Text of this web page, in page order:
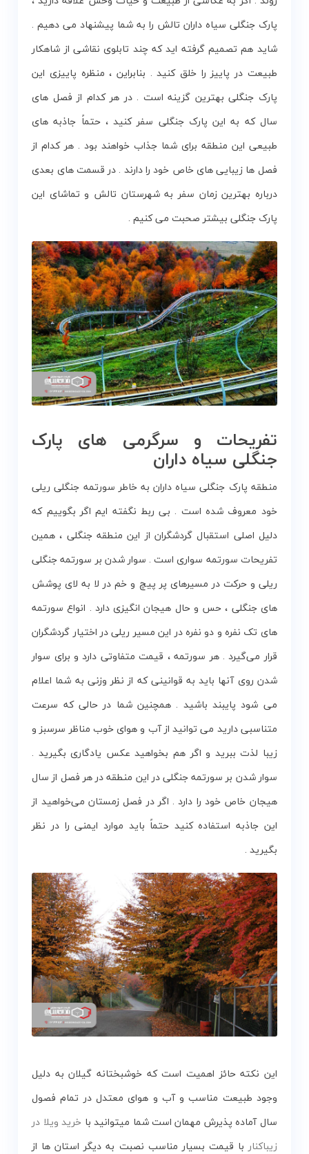
پارک جنگلی سیاه داران تالش را به شما پیشنهاد می دهیم .
شاید هم تصمیم گرفته اید که چند تابلوی نقاشی از شاهکار
طبیعت در پاییز را خلق کنید . بنابراین ، منظره پاییزی این
پارک جنگلی بهترین گزینه است . در هر کدام از فصل های
سال که به این پارک جنگلی سفر کنید ، حتماً جاذبه های
طبیعی این منطقه برای شما جذاب خواهند بود . هر کدام از
فصل ها زیبایی های خاص خود را دارند . در قسمت های بعدی
درباره بهترین زمان سفر به شهرستان تالش و تماشای این
پارک جنگلی بیشتر صحبت می کنیم .
تفریحات و سرگرمی های پارک
جنگلی سیاه داران
منطقه پارک جنگلی سیاه داران به خاطر سورتمه جنگلی ریلی
خود معروف شده است . بی ربط نگفته ایم اگر بگوییم که
دلیل اصلی استقبال گردشگران از این منطقه جنگلی ، همین
تفریحات سورتمه سواری است . سوار شدن بر سورتمه جنگلی
ریلی و حرکت در مسیرهای پر پیچ و خم در لا به لای پوشش
های جنگلی ، حس و حال هیجان انگیزی دارد . انواع سورتمه
های تک نفره و دو نفره در این مسیر ریلی در اختیار گردشگران
قرار می‌گیرد . هر سورتمه ، قیمت متفاوتی دارد و برای سوار
شدن روی آنها باید به قوانینی که از نظر وزنی به شما اعلام
می شود پایبند باشید . همچنین شما در حالی که سرعت
متناسبی دارید می توانید از آب و هوای خوب مناظر سرسبز و
زیبا لذت ببرید و اگر هم بخواهید عکس یادگاری بگیرید .
سوار شدن بر سورتمه جنگلی در این منطقه در هر فصل از سال
هیجان خاص خود را دارد . اگر در فصل زمستان می‌خواهید از
این جاذبه استفاده کنید حتماً باید موارد ایمنی را در نظر
بگیرید .
این نکته حائز اهمیت است که خوشبختانه گیلان به دلیل
وجود طبیعت مناسب و آب و هوای معتدل در تمام فصول
سال آماده پذیرش مهمان است شما میتوانید با خرید ویلا در
زیباکنار با قیمت بسیار مناسب نصبت به دیگر استان ها از